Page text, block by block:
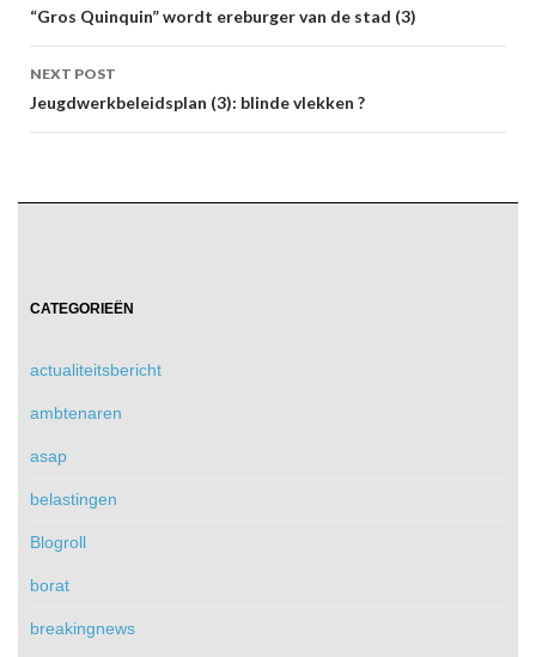
navigation
“Gros Quinquin” wordt ereburger van de stad (3)
NEXT POST
Jeugdwerkbeleidsplan (3): blinde vlekken ?
CATEGORIEËN
actualiteitsbericht
ambtenaren
asap
belastingen
Blogroll
borat
breakingnews